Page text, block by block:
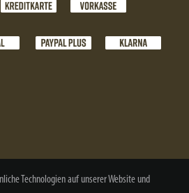
Technologien auf unserer Website und